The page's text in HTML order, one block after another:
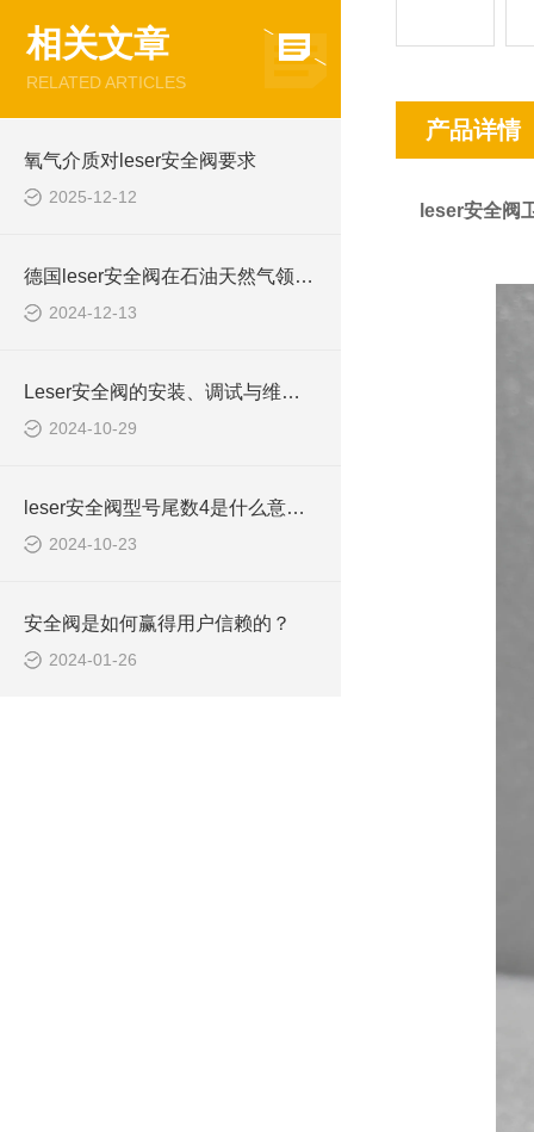
相关文章
RELATED ARTICLES
氧气介质对leser安全阀要求
2025-12-12
德国leser安全阀在石油天然气领域应用情况
2024-12-13
Leser安全阀的安装、调试与维护指南
2024-10-29
leser安全阀型号尾数4是什么意思4373.2604
2024-10-23
安全阀是如何赢得用户信赖的？
2024-01-26
产品详情
leser安全阀